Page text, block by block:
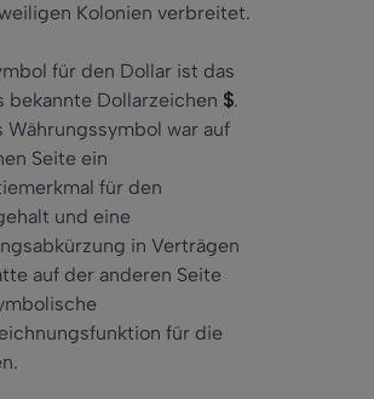
Kolonien verbreitet.
für den Dollar ist das
bekannte Dollarzeichen $.
Währungssymbol war auf
Seite ein
für den
und eine
in Verträgen
auf der anderen Seite
für die